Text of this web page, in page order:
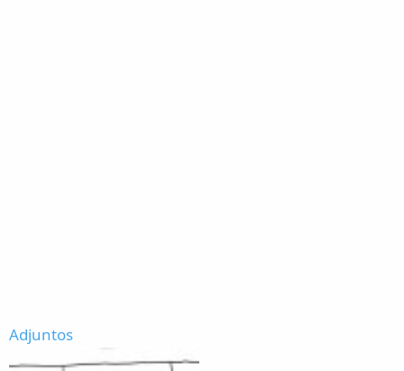
Adjuntos